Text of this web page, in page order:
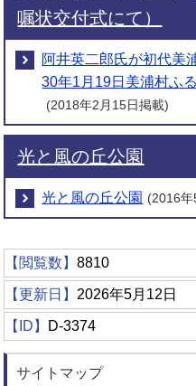
嘱状交付式にて）
阿井英二郎氏が初代美
30年1月19日美浦村ふ
(2018年2月15日掲載)
光と風の丘公園
光と風の丘公園 (2016
【閲覧数】8810
【更新日】 2026年5月12日
【ID】 D-3374
サイトマップ